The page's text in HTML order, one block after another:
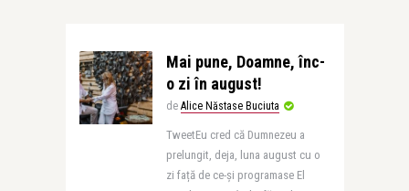
Mai pune, Doamne, înc-
o zi în august!
de Alice Năstase Buciuta
TweetEu cred că Dumnezeu a
prelungit, deja, luna august cu o
zi față de ce-și programase El